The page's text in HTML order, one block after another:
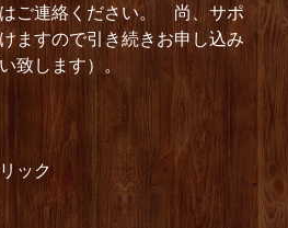
ご連絡ください。 尚、サポ
ますので引き続きお申し込み
致します）。
ック